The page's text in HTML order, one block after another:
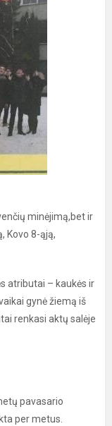
minėjimą,bet ir
Kovo 8-ąją,
atributai – kaukės ir
gynė žiemą iš
renkasi aktų salėje
pavasario
per metus.